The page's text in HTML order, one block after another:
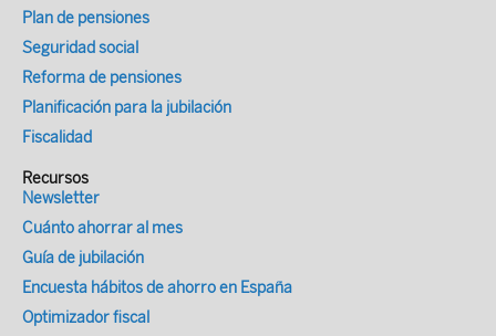
Plan de pensiones
Seguridad social
Reforma de pensiones
Planificación para la jubilación
Fiscalidad
Recursos
Newsletter
Cuánto ahorrar al mes
Guía de jubilación
Encuesta hábitos de ahorro en España
Optimizador fiscal